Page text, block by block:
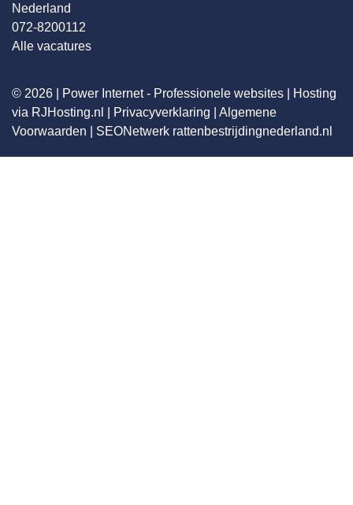
Nederland
072-8200112
Alle vacatures
© 2026 | Power Internet - Professionele websites
Hosting
via RJHosting.nl
Privacyverklaring
Algemene
Voorwaarden
SEONetwerk rattenbestrijdingnederland.nl